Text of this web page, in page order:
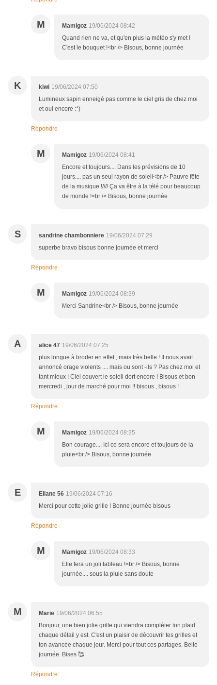
M Mamigoz 19/06/2024 08:42
Quand rien ne va, et qu'en plus la météo s'y met !
C'est le bouquet !<br /> Bisous, bonne journée
K kiwi 19/06/2024 07:50
Lumineux sapin enneigé pas comme le ciel gris de chez moi
et oui encore :*)
Répondre
M Mamigoz 19/06/2024 08:41
Encore et toujours.... Dans les prévisions de 10
jours.... pas un seul rayon de soleil<br /> Pauvre fête
de la musique !//// Ça va être à la télé pour beaucoup
de monde !<br /> Bisous, bonne journée
S sandrine chambonniere 19/06/2024 07:29
superbe bravo bisous bonne journée et merci
Répondre
M Mamigoz 19/06/2024 08:39
Merci Sandrine<br /> Bisous, bonne journée
A alice 47 19/06/2024 07:25
plus longue à broder en effet , mais très belle ! Il nous avait
annoncé orage violents .... mais ou sont -ils ? Pas chez moi et
tant mieux ! Ciel couvert le soleil dort encore ! Bisous et bon
mercredi , jour de marché pour moi !! bisous , bisous !
Répondre
M Mamigoz 19/06/2024 08:35
Bon courage.... Ici ce sera encore et toujours de la
pluie<br /> Bisous, bonne journée
E Eliane 56 19/06/2024 07:16
Merci pour cette jolie grille ! Bonne journée bisous
Répondre
M Mamigoz 19/06/2024 08:33
Elle fera un joli tableau !<br /> Bisous, bonne
journée.... sous la pluie sans doute
M Marie 19/06/2024 06:55
Bonjour, une bien jolie grille qui viendra compléter ton plaid
chaque détail y est. C'est un plaisir de découvrir tes grilles et
ton avancée chaque jour. Merci pour tout ces partages. Belle
journée. Bises 🥰
Répondre